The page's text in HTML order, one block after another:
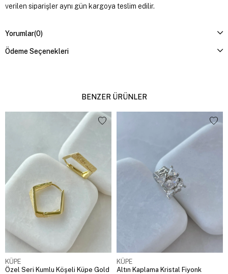
verilen siparişler aynı gün kargoya teslim edilir.
Yorumlar(0)
Ödeme Seçenekleri
BENZER ÜRÜNLER
KÜPE
Özel Seri Kumlu Köşeli Küpe Gold
KÜPE
Altın Kaplama Kristal Fiyonk